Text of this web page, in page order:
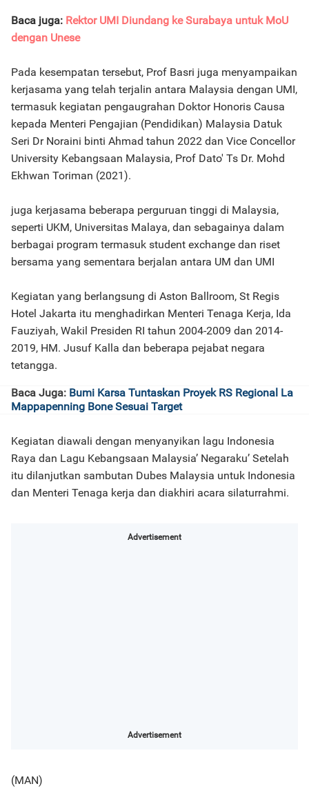
Baca juga: Rektor UMI Diundang ke Surabaya untuk MoU
dengan Unese
Pada kesempatan tersebut, Prof Basri juga menyampaikan
kerjasama yang telah terjalin antara Malaysia dengan UMI,
termasuk kegiatan pengaugrahan Doktor Honoris Causa
kepada Menteri Pengajian (Pendidikan) Malaysia Datuk
Seri Dr Noraini binti Ahmad tahun 2022 dan Vice Concellor
University Kebangsaan Malaysia, Prof Dato' Ts Dr. Mohd
Ekhwan Toriman (2021).
juga kerjasama beberapa perguruan tinggi di Malaysia,
seperti UKM, Universitas Malaya, dan sebagainya dalam
berbagai program termasuk student exchange dan riset
bersama yang sementara berjalan antara UM dan UMI
Kegiatan yang berlangsung di Aston Ballroom, St Regis
Hotel Jakarta itu menghadirkan Menteri Tenaga Kerja, Ida
Fauziyah, Wakil Presiden RI tahun 2004-2009 dan 2014-
2019, HM. Jusuf Kalla dan beberapa pejabat negara
tetangga.
Baca Juga: Bumi Karsa Tuntaskan Proyek RS Regional La
Mappapenning Bone Sesuai Target
Kegiatan diawali dengan menyanyikan lagu Indonesia
Raya dan Lagu Kebangsaan Malaysia’ Negaraku’ Setelah
itu dilanjutkan sambutan Dubes Malaysia untuk Indonesia
dan Menteri Tenaga kerja dan diakhiri acara silaturrahmi.
Advertisement
Advertisement
(MAN)